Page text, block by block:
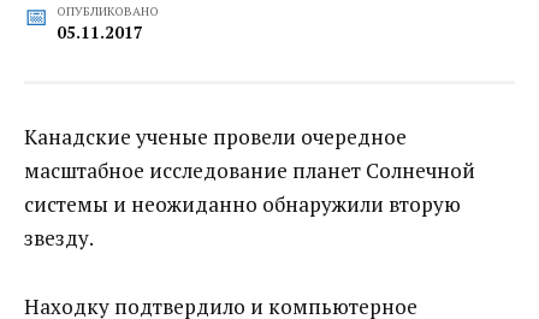
ОПУБЛИКОВАНО
05.11.2017
Канадские ученые провели очередное
масштабное исследование планет Солнечной
системы и неожиданно обнаружили вторую
звезду.
Находку подтвердило и компьютерное